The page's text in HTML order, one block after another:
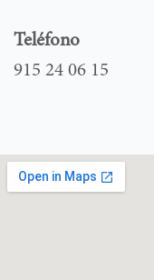
Teléfono
915 24 06 15